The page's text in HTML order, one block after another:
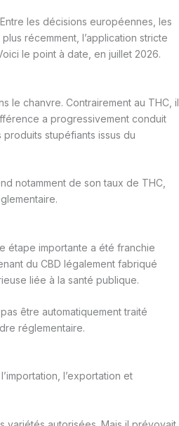
les décisions européennes, les
récemment, l’application stricte
le point à date, en juillet 2026.
le chanvre. Contrairement au THC, il
a progressivement conduit
stupéfiants issus du
notamment de son taux de THC,
étape importante a été franchie
du CBD légalement fabriqué
liée à la santé publique.
être automatiquement traité
réglementaire.
l’exportation et